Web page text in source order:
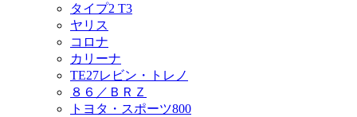
タイプ2 T3
ヤリス
コロナ
カリーナ
TE27レビン・トレノ
８６／ＢＲＺ
トヨタ・スポーツ800